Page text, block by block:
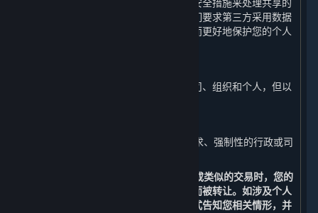
相关协议、本政策以采取相关的保密和安全措施来处理共享的
个人信息。在个人敏感信息使用上，我们要求第三方采用数据
匿名化、去标识化或其他处理技术，从而更好地保护您的个人
我们不会将您的个人信息转让给任何公司、组织和个人，但以
2. 根据适用的法律法规、法律程序的要求、强制性的行政或司
3. 在涉及合并、收购、资产转让、破产或类似的交易时，您的
个人信息有可能作为此类交易的一部分而被转让。如涉及个人
信息转让，我们将通过通知、公告等形式告知您相关情形，并